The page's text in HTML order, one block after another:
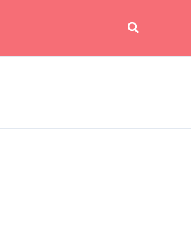
Suchen